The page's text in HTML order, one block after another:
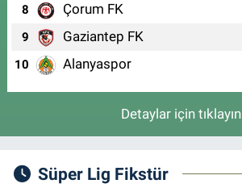
8 Çorum FK
9 Gaziantep FK
10 Alanyaspor
Detaylar için tıklayın
Süper Lig Fikstür